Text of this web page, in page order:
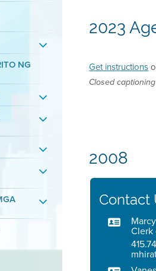
NG
2023
Get instructions
Closed
2008
Contact
Clerk